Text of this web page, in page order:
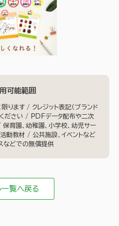
可能範囲
ります / クレジット表記（ブランド
ださい / PDFデータ配布や二次
育園、幼稚園、小学校、幼児サー
動教材 / 公共施設、イベントなど
などでの無償提供
一覧へ戻る